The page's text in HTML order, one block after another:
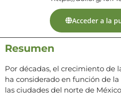
Acceder a la
Resumen
Por décadas, el crecimiento de
ha considerado en función de
las ciudades del norte de